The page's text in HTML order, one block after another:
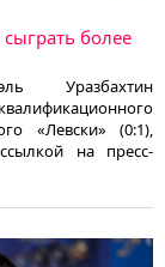
более
Уразбахтин
«Левски» (0:1),
на пресс-